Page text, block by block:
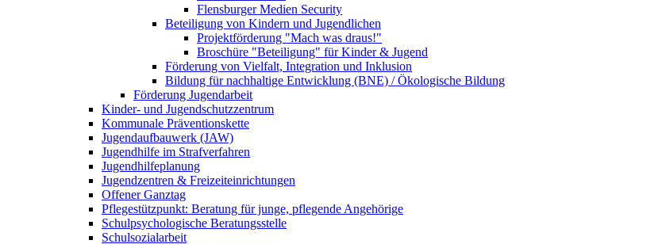
Flensburger Medien Security
Beteiligung von Kindern und Jugendlichen
Projektförderung "Mach was draus!"
Broschüre "Beteiligung" für Kinder & Jugend
Förderung von Vielfalt, Integration und Inklusion
Bildung für nachhaltige Entwicklung (BNE) / Ökologische Bildung
Förderung Jugendarbeit
Kinder- und Jugendschutzzentrum
Kommunale Präventionskette
Jugendaufbauwerk (JAW)
Jugendhilfe im Strafverfahren
Jugendhilfeplanung
Jugendzentren & Freizeiteinrichtungen
Offener Ganztag
Pflegestützpunkt: Beratung für junge, pflegende Angehörige
Schulpsychologische Beratungsstelle
Schulsozialarbeit